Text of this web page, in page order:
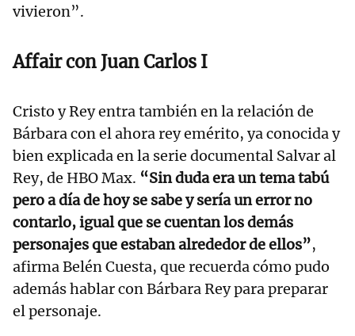
vivieron”.
Affair con Juan Carlos I
Cristo y Rey entra también en la relación de
Bárbara con el ahora rey emérito, ya conocida y
bien explicada en la serie documental Salvar al
Rey, de HBO Max. “Sin duda era un tema tabú
pero a día de hoy se sabe y sería un error no
contarlo, igual que se cuentan los demás
personajes que estaban alrededor de ellos”,
afirma Belén Cuesta, que recuerda cómo pudo
además hablar con Bárbara Rey para preparar
el personaje.